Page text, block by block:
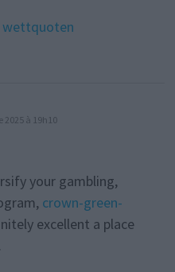
wettquoten
2025 à 19h10
your gambling,
crown-green-
excellent a place